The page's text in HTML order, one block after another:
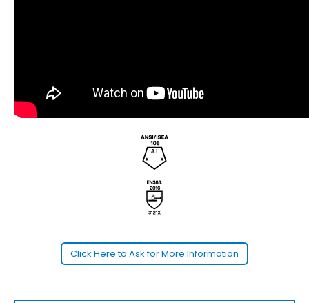
Click Here to Ask for More Information